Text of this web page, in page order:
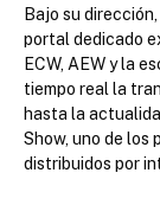
Bajo su
portal dedicado
ECW, AEW y la
tiempo real la
hasta la
Show, uno de los
distribuidos por